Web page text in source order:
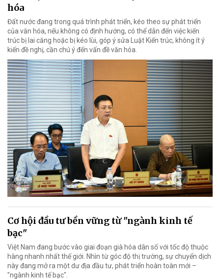
hóa
Đất nước đang trong quá trình phát triển, kéo theo sự phát triển
của văn hóa, nếu không có định hướng, có thể dẫn đến việc kiến
trúc bị lai căng hoặc bị kéo lùi, góp ý sửa Luật Kiến trúc, không ít ý
kiến đề nghị, cần chú ý đến vấn đề văn hóa.
Cơ hội đầu tư bền vững từ "ngành kinh tế
bạc"
Việt Nam đang bước vào giai đoạn già hóa dân số với tốc độ thuộc
hàng nhanh nhất thế giới. Nhìn từ góc độ thị trường, sự chuyển dịch
này đang mở ra một dư địa đầu tư, phát triển hoàn toàn mới –
"ngành kinh tế bạc".